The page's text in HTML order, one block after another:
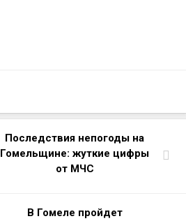
Последствия непогоды на
Гомельщине: жуткие цифры
от МЧС
В Гомеле пройдет